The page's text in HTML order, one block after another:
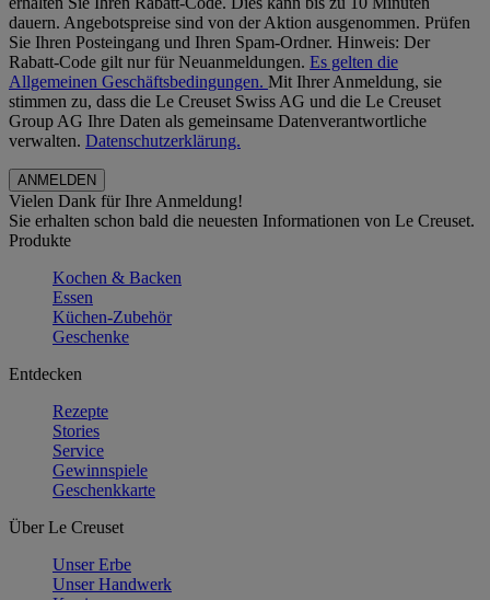
dauern. Angebotspreise sind von der Aktion ausgenommen. Prüfen
Sie Ihren Posteingang und Ihren Spam-Ordner. Hinweis: Der
Rabatt-Code gilt nur für Neuanmeldungen. Es gelten die
Allgemeinen Geschäftsbedingungen. Mit Ihrer Anmeldung, sie
stimmen zu, dass die Le Creuset Swiss AG und die Le Creuset
Group AG Ihre Daten als gemeinsame Datenverantwortliche
verwalten. Datenschutzerklärung.
Vielen Dank für Ihre Anmeldung!
Sie erhalten schon bald die neuesten Informationen von Le Creuset.
Produkte
Kochen & Backen
Essen
Küchen-Zubehör
Geschenke
Entdecken
Rezepte
Stories
Service
Gewinnspiele
Geschenkkarte
Über Le Creuset
Unser Erbe
Unser Handwerk